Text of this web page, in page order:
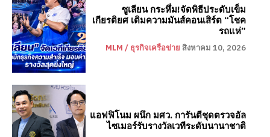
ซูเลียน กระหึ่ม!จัดพิธีประดับเข็ม
เกียรติยศ เติมความมันส์คอนเสิร์ต “โชค
รถแห่”
MLM / ธุรกิจเครือข่าย สิงหาคม 10, 2026
แอฟฟิโนม ผนึก มศว. การันตีชุดตรวจอัล
ไซเมอร์รับรางวัลเวทีระดับนานาชาติ